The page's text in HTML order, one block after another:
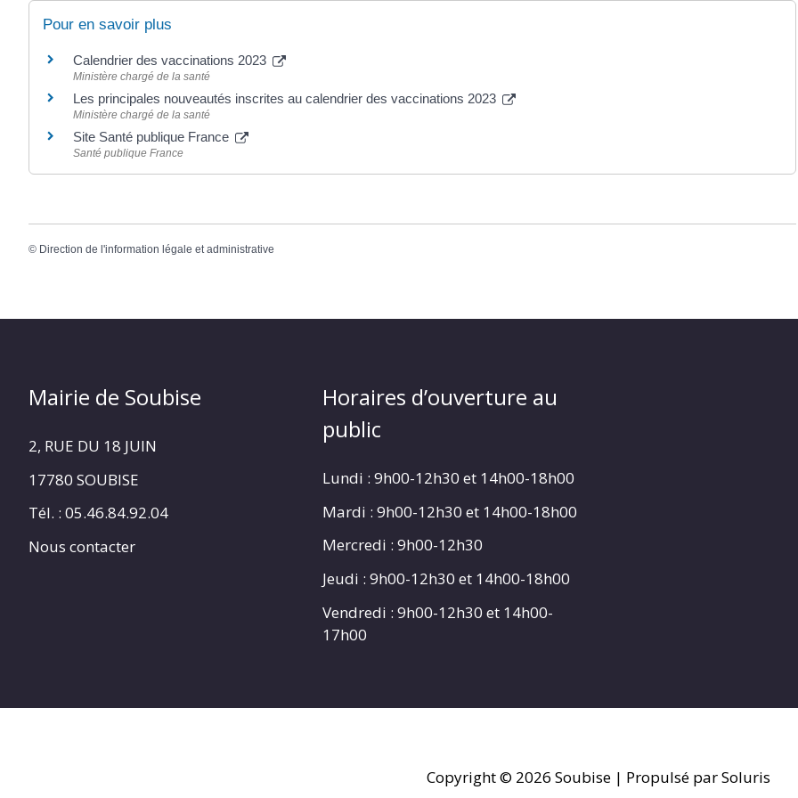
Pour en savoir plus
Calendrier des vaccinations 2023
Ministère chargé de la santé
Les principales nouveautés inscrites au calendrier des vaccinations 2023
Ministère chargé de la santé
Site Santé publique France
Santé publique France
© Direction de l'information légale et administrative
Mairie de Soubise
2, RUE DU 18 JUIN
17780 SOUBISE
Tél. : 05.46.84.92.04
Nous contacter
Horaires d’ouverture au
public
Lundi : 9h00-12h30 et 14h00-18h00
Mardi : 9h00-12h30 et 14h00-18h00
Mercredi : 9h00-12h30
Jeudi : 9h00-12h30 et 14h00-18h00
Vendredi : 9h00-12h30 et 14h00-
17h00
Copyright © 2026 Soubise | Propulsé par Soluris